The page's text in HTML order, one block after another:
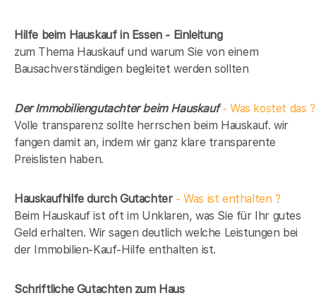
Hilfe beim Hauskauf in Essen - Einleitung
zum Thema Hauskauf und warum Sie von einem
Bausachverständigen begleitet werden sollten
Der Immobiliengutachter beim Hauskauf- Was kostet das ?
Volle transparenz sollte herrschen beim Hauskauf. wir
fangen damit an, indem wir ganz klare transparente
Preislisten haben.
Hauskaufhilfe durch Gutachter- Was ist enthalten ?
Beim Hauskauf ist oft im Unklaren, was Sie für Ihr gutes
Geld erhalten. Wir sagen deutlich welche Leistungen bei
der Immobilien-Kauf-Hilfe enthalten ist.
Schriftliche Gutachten zum Haus